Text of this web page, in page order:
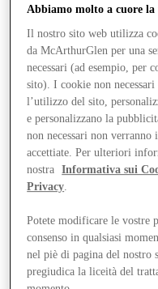
Gift Card
Com'è andata la tua
Altro
Abbiamo molto a cuore
Il nostro sito web utilizza
da McArthurGlen per una
necessari (ad esempio, per
sito). I cookie non
l’utilizzo del sito,
e personalizzano la
non necessari non
accettiate. Per ulteriori
nostra
Informativa sui
Privacy.
Potete modificare le vostre
consenso in qualsiasi
nel piè di pagina del nostro
pregiudica la liceità del